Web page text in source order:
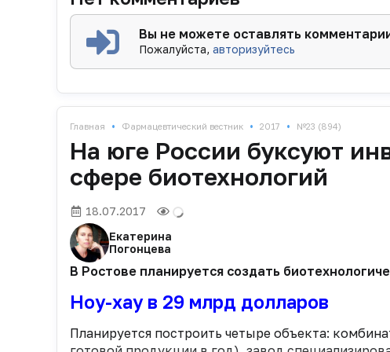
Вы не можете оставлять
Пожалуйста,авторизуйтесь
Главная • Фармацевтический вестник • 2017 • №23 (894)
На юге России буксуют
сфере биотехнологий
18.07.2017
Екатерина
Погонцева
В Ростове планируется создать
Ноу-хау в 29 млрд долларов
Планируется построить четыре объекта: